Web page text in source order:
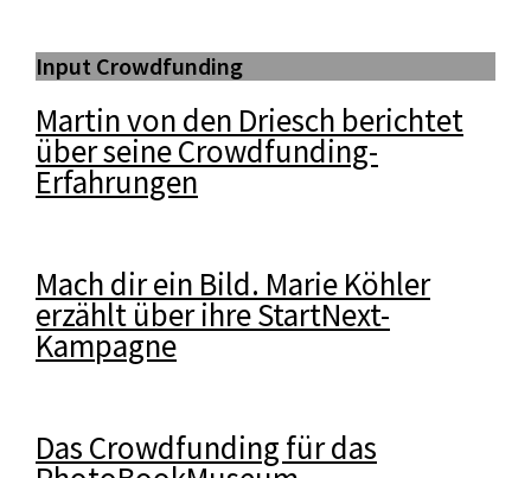
Input Crowdfunding
Martin von den Driesch berichtet
über seine Crowdfunding-
Erfahrungen
Mach dir ein Bild. Marie Köhler
erzählt über ihre StartNext-
Kampagne
Das Crowdfunding für das